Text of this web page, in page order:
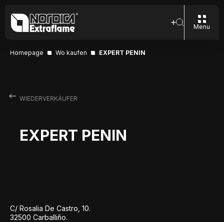
Menu
Homepage Wo kaufen EXPERT PENIN
WIEDERVERKÄUFER
EXPERT PENIN
C/ Rosalia De Castro, 10.
32500 Carballiño.